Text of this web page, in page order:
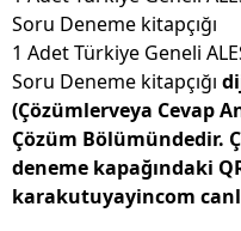
Soru Deneme kitapçığı
1 Adet Türkiye Geneli
Soru Deneme kitapçığı
(Çözümlerveya Cevap
Çözüm Bölümündedir.
deneme kapağındaki
karakutuyayincom